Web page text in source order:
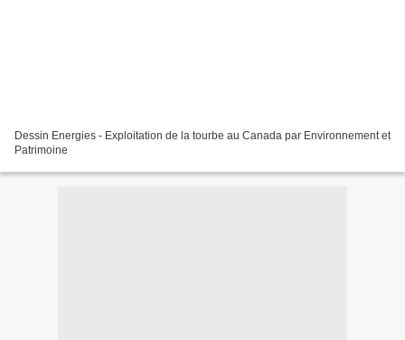
Dessin Energies - Exploitation de la tourbe au Canada par Environnement et
Patrimoine